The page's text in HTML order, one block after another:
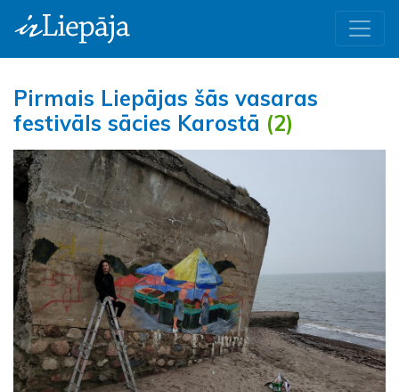
Pirmais Liepājas šās vasaras
festivāls sācies Karostā (2)